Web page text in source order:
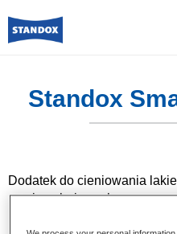
Standox
Dodatek do cieniowania
nawierzchniowych.